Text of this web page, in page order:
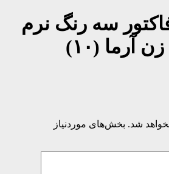
سه رنگ نرم
آرما (۱۰)
شد. بخش‌های موردنیاز